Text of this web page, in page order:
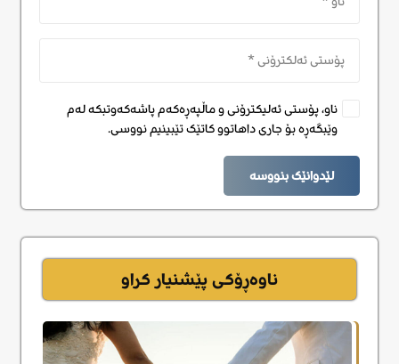
ناو، پۆستی ئەلیکترۆنی و ماڵپەڕەکەم پاشەکەوتبکە لەم
وێبگەڕە بۆ جاری داهاتوو کاتێک تێبینیم نووسی.
لێدوانێک بنووسە
ناوەڕۆکی پێشنیار کراو